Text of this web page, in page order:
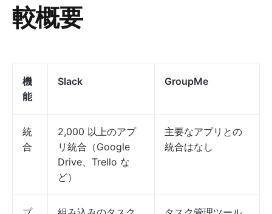
較概要
機
能
Slack GroupMe
統
合
2,000 以上のアプ
リ統合（Google
Drive、Trello な
ど）
主要なアプリとの
統合はなし